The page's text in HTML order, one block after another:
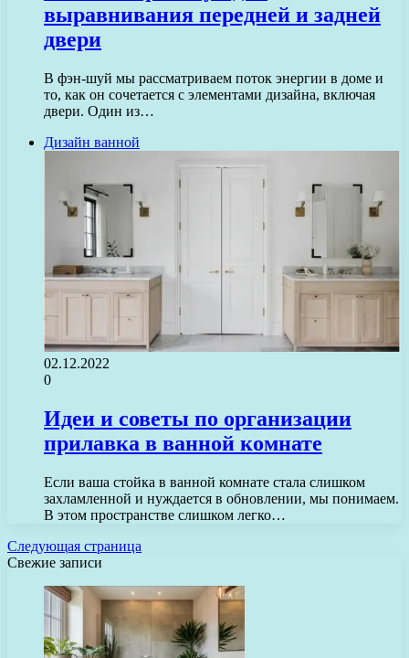
выравнивания передней и задней
двери
В фэн-шуй мы рассматриваем поток энергии в доме и
то, как он сочетается с элементами дизайна, включая
двери. Один из…
Дизайн ванной
02.12.2022
0
Идеи и советы по организации
прилавка в ванной комнате
Если ваша стойка в ванной комнате стала слишком
захламленной и нуждается в обновлении, мы понимаем.
В этом пространстве слишком легко…
Следующая страница
Свежие записи